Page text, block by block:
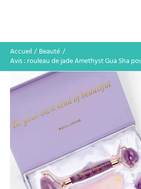
Accueil
Beauté
Avis : rouleau de jade Amethyst Gua Sha